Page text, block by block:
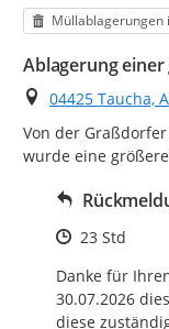
Kategorie
Müllablagerungen
Ablagerung
Ort
04425 Taucha,
Von der
wurde eine
Zeitpunkt
23 Std
Danke für
30.07.2026
diese